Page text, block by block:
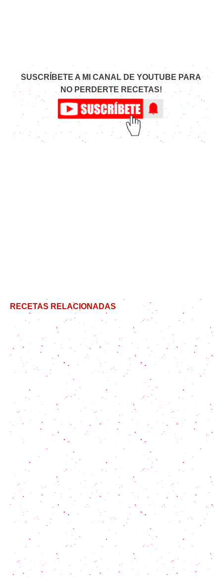
SUSCRÍBETE A MI CANAL DE YOUTUBE PARA
NO PERDERTE RECETAS!
RECETAS RELACIONADAS
Colita de cuadril rellena, una receta difícil de
superar
Chinchulines a la parrilla, la guía definitiva
Carne a la plancha: 10 trucos imprescindibles (bife
de chorizo)
Empanadas Colombianas
Bifes a la mostaza: Una comida gourmet en menos
de 30 minutos
Recetas de empanadas de osobuco paso a paso